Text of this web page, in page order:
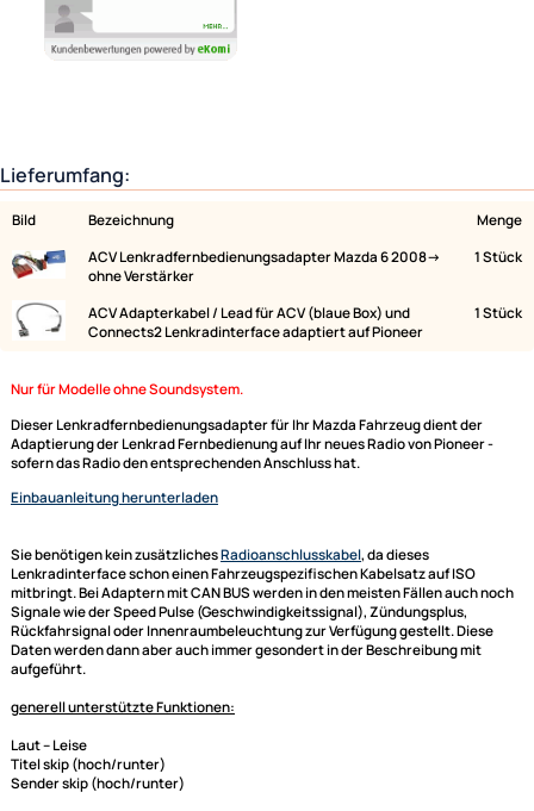
Lieferumfang:
Bild Bezeichnung
ACV Lenkradfernbedienungsadapter Mazda 6 2008->
ohne Verstärker
ACV Adapterkabel / Lead für ACV (blaue Box) und
Connects2 Lenkradinterface adaptiert auf Pioneer
Nur für Modelle ohne Soundsystem.
Dieser Lenkradfernbedienungsadapter für Ihr Mazda Fahrzeug dient
Adaptierung der Lenkrad Fernbedienung auf Ihr neues Radio von
sofern das Radio den entsprechenden Anschluss hat.
Einbauanleitung herunterladen
Ähnliche Produkte anzeigen